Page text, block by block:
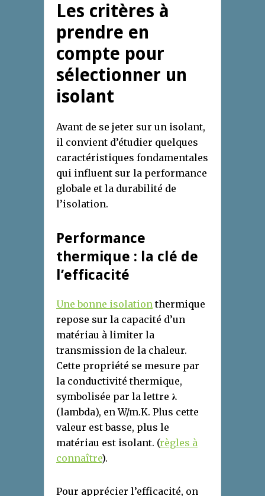
Les critères à
prendre en
compte pour
sélectionner un
isolant
Avant de se jeter sur un isolant,
il convient d’étudier quelques
caractéristiques fondamentales
qui influent sur la performance
globale et la durabilité de
l’isolation.
Performance
thermique : la clé de
l’efficacité
Une bonne isolationthermique
repose sur la capacité d’un
matériau à limiter la
transmission de la chaleur.
Cette propriété se mesure par
la conductivité thermique,
symbolisée par la lettre λ
(lambda), en W/m.K. Plus cette
valeur est basse, plus le
matériau est isolant. (règles à
connaître).
Pour apprécier l’efficacité, on